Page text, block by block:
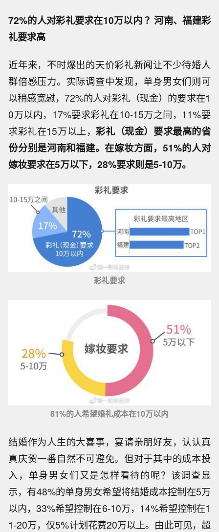
72%的人对彩礼要求在10万以内 ？河南、福建彩
礼要求高
近年来，不时爆出的天价彩礼新闻让不少待婚人
群倍感压力。实际调查中发现，单身男女们则可
以稍感宽慰，72%的人对彩礼（现金）的要求在1
0万以内，17%要求彩礼在10-15万之间，11%要
求彩礼在15万以上，彩礼（现金）要求最高的省
份分别是河南和福建。在嫁妆方面， 51%的人对
嫁妆要求在5万以下，28%要求则是5-10万。
彩礼要求
81%的人希望婚礼成本在10万以内
结婚作为人生的大喜事，宴请亲朋好友，认认真
真庆贺一番自然不可避免。但对于其中的成本投
入，单身男女们又是怎样看待的呢？该调查显
示，有48%的单身男女希望将结婚成本控制在5万
以内，33%希望控制在6-10万，14%希望控制在1
1-20万，仅5%计划花费20万以上。由此可见，超